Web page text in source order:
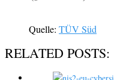
Quelle: TÜV Süd
RELATED POSTS: